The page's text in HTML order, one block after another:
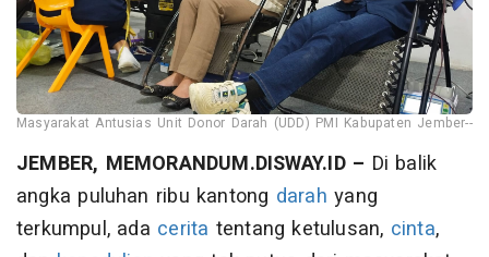
Masyarakat Antusias Unit Donor Darah (UDD) PMI Kabupaten Jember--
JEMBER, MEMORANDUM.DISWAY.ID – Di balik
angka puluhan ribu kantong darah yang
terkumpul, ada cerita tentang ketulusan, cinta,